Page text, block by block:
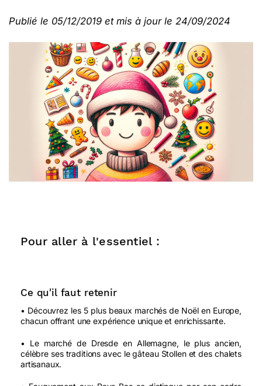
Publié le 05/12/2019 et mis à jour le 24/09/2024
Pour aller à l'essentiel :
Ce qu'il faut retenir
• Découvrez les 5 plus beaux marchés de Noël en Europe,
chacun offrant une expérience unique et enrichissante.
• Le marché de Dresde en Allemagne, le plus ancien,
célèbre ses traditions avec le gâteau Stollen et des chalets
artisanaux.